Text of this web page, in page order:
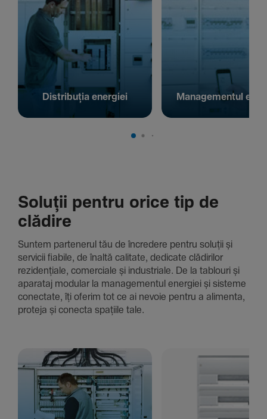
Distribuția energiei Managementul
Soluții pentru orice tip de
clădire
Suntem parte­nerul tău de încre­dere pentru soluții și
servicii fiabile, de înaltă cali­tate, dedi­cate clădi­rilor
rezi­den­țiale, comer­ciale și indus­triale. De la tablouri și
aparataj modular la managementul energiei și sisteme
conec­tate, îți oferim tot ce ai nevoie pentru a alimenta,
proteja și conecta spațiile tale.